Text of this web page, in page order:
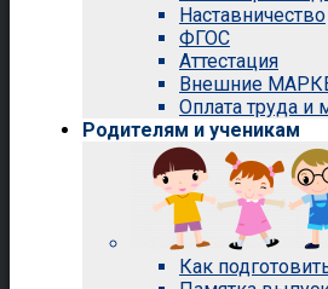
Наставничество
ФГОС
Аттестация
Внешние
Оплата труда
Родителям и ученикам
Как